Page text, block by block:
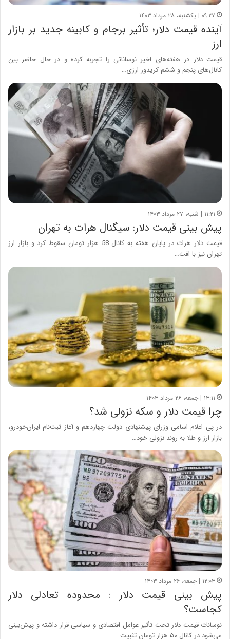
۰۹:۲۷ | یکشنبه، ۲۸ مرداد ۱۴۰۳
آینده قیمت دلار؛ تأثیر برجام و کابینه جدید بر بازار
ارز
قیمت دلار در هفته‌های اخیر نوساناتی را تجربه کرده و در حال حاضر بین
کانال‌های پنجم و ششم کریدور ارزی…
۱۱:۲۱ | شنبه، ۲۷ مرداد ۱۴۰۳
پیش بینی قیمت دلار: سیگنال هرات به تهران
قیمت دلار هرات در پایان هفته به کانال 58 هزار تومان سقوط کرد و بازار ارز
تهران نیز با افت…
۱۳:۱۱ | جمعه، ۲۶ مرداد ۱۴۰۳
چرا قیمت دلار و سکه نزولی شد؟
در پی اعلام اسامی وزرای پیشنهادی دولت چهاردهم و آغاز ثبت‌نام ایران‌خودرو،
بازار ارز و طلا به روند نزولی خود…
۱۲:۰۳ | جمعه، ۲۶ مرداد ۱۴۰۳
پیش بینی قیمت دلار : محدوده تعادلی دلار
کجاست؟
نوسانات قیمت دلار تحت تأثیر عوامل اقتصادی و سیاسی قرار داشته و پیش‌بینی
می‌شود در کانال ۵۰ هزار تومان تثبیت…